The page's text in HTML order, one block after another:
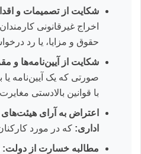
شکایت از تصمیمات و
اخراج غیرقانونی
حقوق و مزایا، یا رد
شکایت از آیین‌نامه‌ها و
صورتی که یک آیین‌نامه
با قوانین بالادستی
اعتراض به آرای
اداری: که در مورد
مطالبه خسارت از دولت: